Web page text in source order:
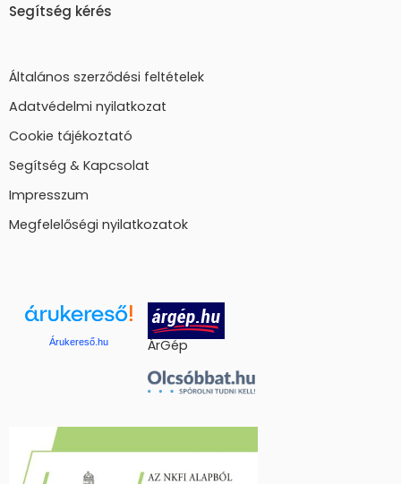
Segítség kérés
Általános szerződési feltételek
Adatvédelmi nyilatkozat
Cookie tájékoztató
Segítség & Kapcsolat
Impresszum
Megfelelőségi nyilatkozatok
Árukereső.hu ÁrGép